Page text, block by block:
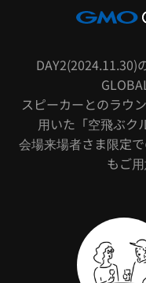
DAY2(2024.11.30)
スピーカーとのラウ
用いた「空飛ぶク
会場来場者さま限定
もご